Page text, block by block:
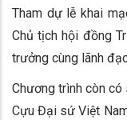
Tham dự lễ khai
Chủ tịch hội đồng
trưởng cùng lãnh
Chương trình còn
Cựu Đại sứ Việt